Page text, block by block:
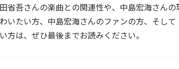
省吾さんの楽曲との関連性や、中島宏海さん
いたい方、中島宏海さんのファンの方、そし
方は、ぜひ最後までお読みください。